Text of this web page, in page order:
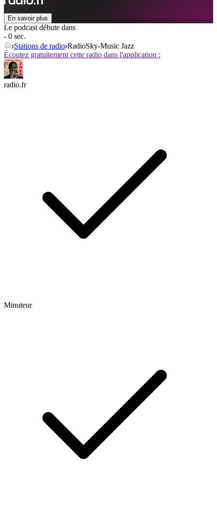
En savoir plus
Le podcast débute dans
- 0 sec.
Stations de radio RadioSky-Music Jazz
Écoutez gratuitement cette radio dans l'application :
radio.fr
Minuteur